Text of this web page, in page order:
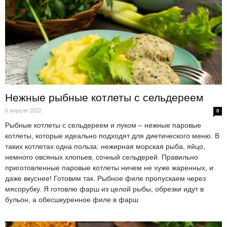
Нежные рыбные котлеты с сельдереем
6 апреля 2022 0
Рыбные котлеты с сельдереем и луком – нежные паровые
котлеты, которые идеально подходят для диетического меню. В
таких котлетах одна польза: нежирная морская рыба, яйцо,
немного овсяных хлопьев, сочный сельдерей. Правильно
приготовленные паровые котлеты ничем не хуже жаренных, и
даже вкуснее! Готовим так. Рыбное филе пропускаем через
мясорубку. Я готовлю фарш из целой рыбы, обрезки идут в
бульон, а обесшкуренное филе в фарш